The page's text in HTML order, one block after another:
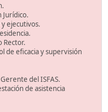
Jurídico.
ejecutivos.
Rector.
de eficacia y supervisión
del ISFAS.
de asistencia